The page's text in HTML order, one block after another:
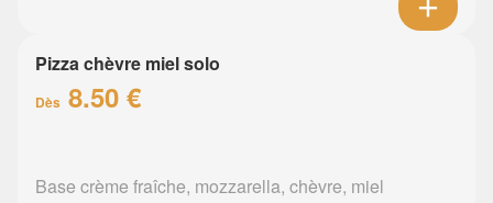
Pizza chèvre miel solo
Dès 8.50 €
Base crème fraîche, mozzarella, chèvre, miel